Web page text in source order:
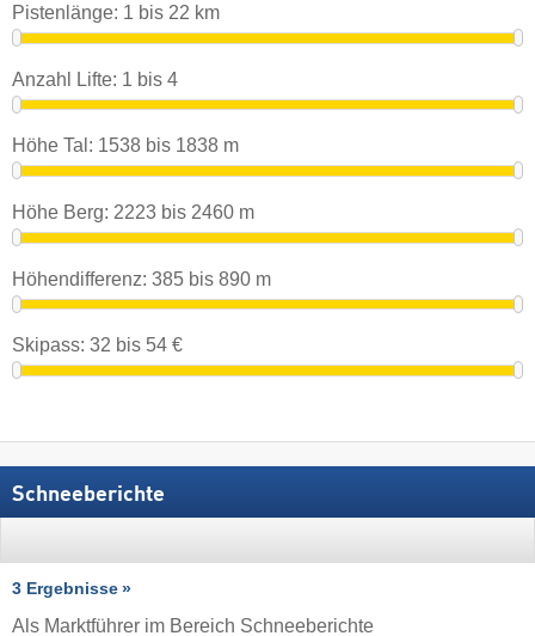
Pistenlänge: 1 bis 22 km
Anzahl Lifte: 1 bis 4
Höhe Tal: 1538 bis 1838 m
Höhe Berg: 2223 bis 2460 m
Höhendifferenz: 385 bis 890 m
Skipass: 32 bis 54 €
Schneeberichte
3 Ergebnisse
Als Marktführer im Bereich Schneeberichte